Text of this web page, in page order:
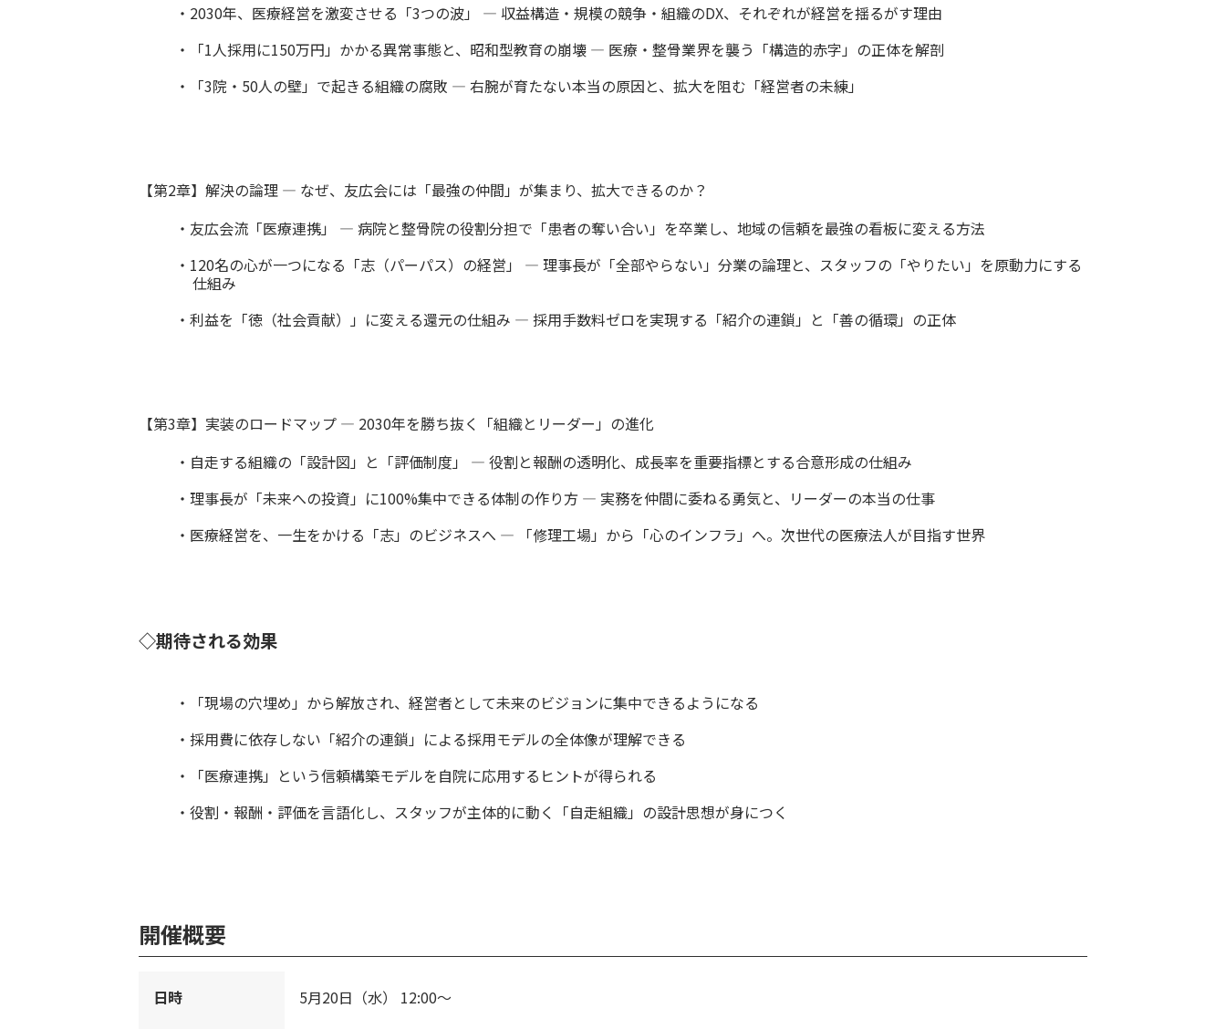
・2030年、医療経営を激変させる「3つの波」 ― 収益構造・規模の競争・組織のDX、それぞれが経営を揺るがす理由
・「1人採用に150万円」かかる異常事態と、昭和型教育の崩壊 ― 医療・整骨業界を襲う「構造的赤字」の正体を解剖
・「3院・50人の壁」で起きる組織の腐敗 ― 右腕が育たない本当の原因と、拡大を阻む「経営者の未練」
【第2章】解決の論理 ― なぜ、友広会には「最強の仲間」が集まり、拡大できるのか？
・友広会流「医療連携」 ― 病院と整骨院の役割分担で「患者の奪い合い」を卒業し、地域の信頼を最強の看板に変える方法
・120名の心が一つになる「志（パーパス）の経営」 ― 理事長が「全部やらない」分業の論理と、スタッフの「やりたい」を原動力にする
仕組み
・利益を「徳（社会貢献）」に変える還元の仕組み ― 採用手数料ゼロを実現する「紹介の連鎖」と「善の循環」の正体
【第3章】実装のロードマップ ― 2030年を勝ち抜く「組織とリーダー」の進化
・自走する組織の「設計図」と「評価制度」 ― 役割と報酬の透明化、成長率を重要指標とする合意形成の仕組み
・理事長が「未来への投資」に100%集中できる体制の作り方 ― 実務を仲間に委ねる勇気と、リーダーの本当の仕事
・医療経営を、一生をかける「志」のビジネスへ ― 「修理工場」から「心のインフラ」へ。次世代の医療法人が目指す世界
◇期待される効果
・「現場の穴埋め」から解放され、経営者として未来のビジョンに集中できるようになる
・採用費に依存しない「紹介の連鎖」による採用モデルの全体像が理解できる
・「医療連携」という信頼構築モデルを自院に応用するヒントが得られる
・役割・報酬・評価を言語化し、スタッフが主体的に動く「自走組織」の設計思想が身につく
開催概要
日時 5月20日（水） 12:00〜